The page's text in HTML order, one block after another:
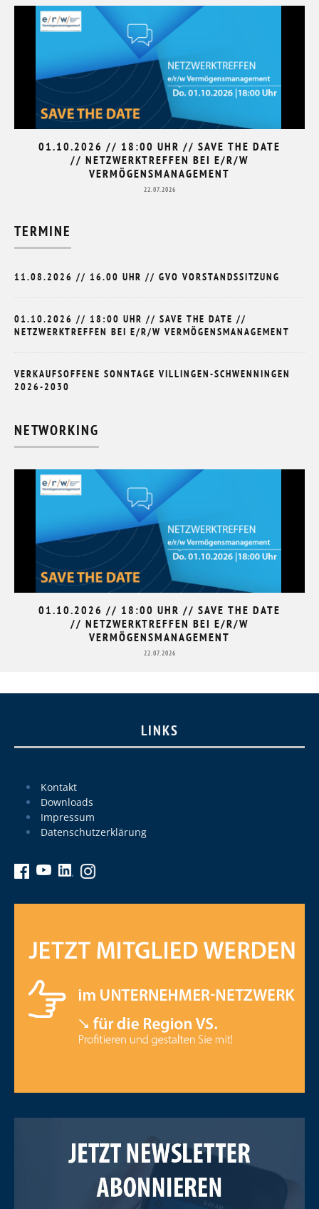
01.10.2026 // 18:00 UHR // SAVE THE DATE
// NETZWERKTREFFEN BEI E/R/W
VERMÖGENSMANAGEMENT
22.07.2026
TERMINE
11.08.2026 // 16.00 UHR // GVO VORSTANDSSITZUNG
01.10.2026 // 18:00 UHR // SAVE THE DATE //
NETZWERKTREFFEN BEI E/R/W VERMÖGENSMANAGEMENT
VERKAUFSOFFENE SONNTAGE VILLINGEN-SCHWENNINGEN
2026-2030
NETWORKING
01.10.2026 // 18:00 UHR // SAVE THE DATE
// NETZWERKTREFFEN BEI E/R/W
VERMÖGENSMANAGEMENT
22.07.2026
LINKS
Kontakt
Downloads
Impressum
Datenschutzerklärung